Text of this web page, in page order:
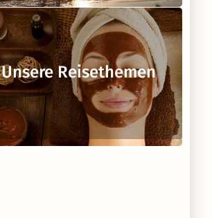
Unsere Reisethemen